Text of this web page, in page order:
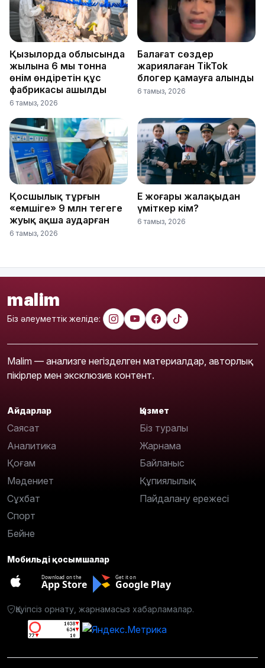
Қызылорда облысында
жылына 6 мың тонна
өнім өндіретін құс
фабрикасы ашылды
6 тамыз, 2026
Балағат сөздер
жариялаған TikTok
блогер қамауға алынды
6 тамыз, 2026
Қосшылық тұрғын
«емшіге» 9 млн теңгеге
жуық ақша аударған
6 тамыз, 2026
Ең жоғары жалақыдан
үміткер кім?
6 тамыз, 2026
malim
Біз әлеуметтік желіде:
Malim — анализге негізделген материалдар, авторлық
пікірлер мен эксклюзив контент.
Айдарлар
Саясат
Аналитика
Қоғам
Мәдениет
Сұхбат
Спорт
Бейне
Қызмет
Біз туралы
Жарнама
Байланыс
Құпиялылық
Пайдалану ережесі
Мобильді қосымшалар
Download on the
App Store
Get it on
Google Play
Қауіпсіз орнату, жарнамасыз хабарламалар.